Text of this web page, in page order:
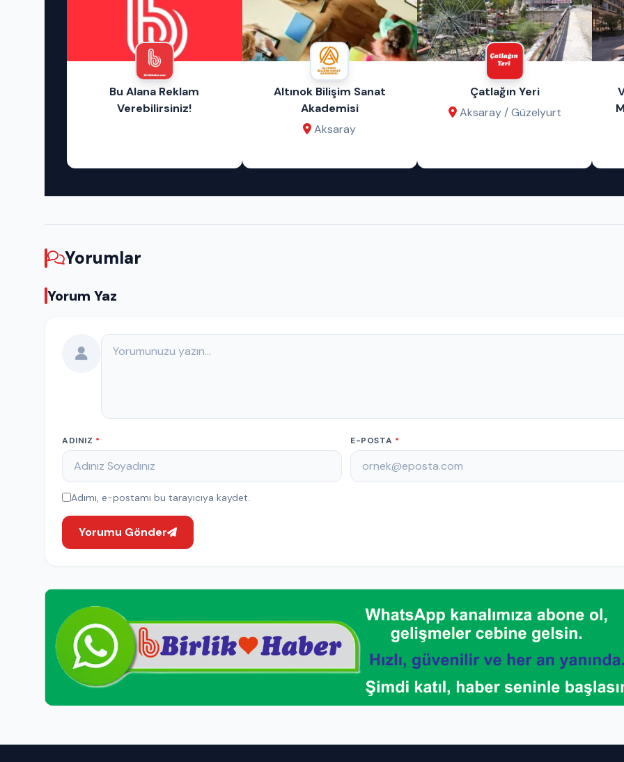
Bu Alana Reklam
Verebilirsiniz!
Altınok Bilişim Sanat
Akademisi
Aksaray
Çatlağın Yeri
Aksaray / Güzelyurt
Yorumlar
Yorum Yaz
Yorumunuz
ADINIZ * E-POSTA *
Adımı, e-postamı bu tarayıcıya kaydet.
Yorumu Gönder